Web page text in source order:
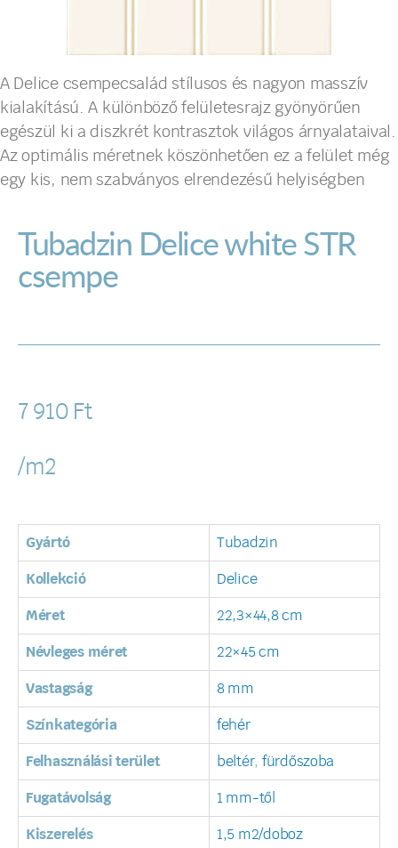
A Delice csempecsalád stílusos és nagyon masszív
kialakítású. A különböző felületesrajz gyönyörűen
egészül ki a diszkrét kontrasztok világos árnyalataival.
Az optimális méretnek köszönhetően ez a felület még
egy kis, nem szabványos elrendezésű helyiségben
Tubadzin Delice white STR
csempe
7 910 Ft
/m2
Gyártó Tubadzin
Kollekció Delice
Méret 22,3×44,8 cm
Névleges méret 22×45 cm
Vastagság 8 mm
Színkategória fehér
Felhasználási terület beltér, fürdőszoba
Fugatávolság 1 mm-től
Kiszerelés 1,5 m2/doboz